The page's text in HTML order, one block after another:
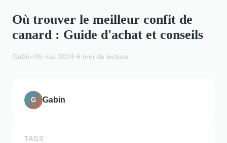
Où trouver le meilleur confit de
canard : Guide d'achat et conseils
Gabin•26 mai 2024•6 min de lecture
G Gabin
TAGS